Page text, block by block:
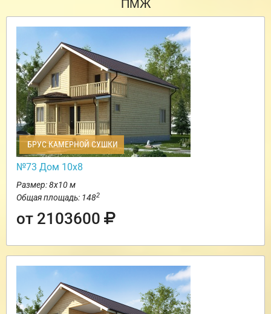
БРУС КАМЕРНОЙ СУШКИ
№73 Дом 10х8
Размер: 8х10 м
Общая площадь: 1482
от 2103600